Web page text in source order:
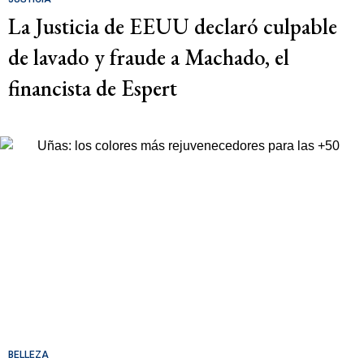
La Justicia de EEUU declaró culpable
de lavado y fraude a Machado, el
financista de Espert
BELLEZA